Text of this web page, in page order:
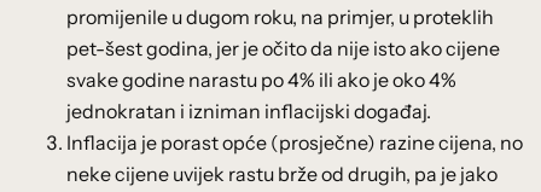
promijenile u dugom roku, na primjer, u proteklih
pet-šest godina, jer je očito da nije isto ako cijene
svake godine narastu po 4% ili ako je oko 4%
jednokratan i izniman inflacijski događaj.
Inflacija je porast opće (prosječne) razine cijena, no
neke cijene uvijek rastu brže od drugih, pa je jako